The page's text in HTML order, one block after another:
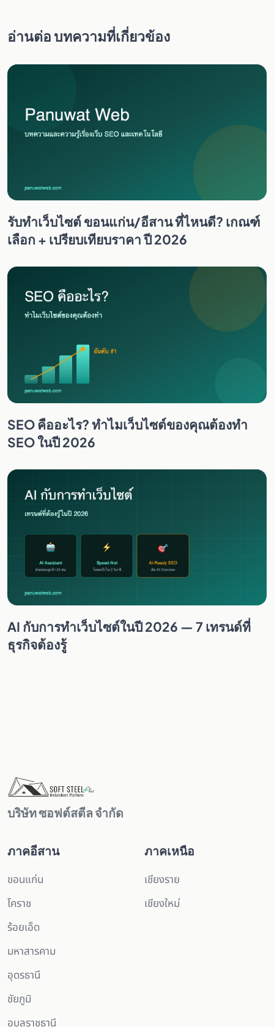
อ่านต่อ บทความที่เกี่ยวข้อง
รับทำเว็บไซต์ ขอนแก่น/อีสาน ที่ไหนดี? เกณฑ์
เลือก + เปรียบเทียบราคา ปี 2026
SEO คืออะไร? ทำไมเว็บไซต์ของคุณต้องทำ
SEO ในปี 2026
AI กับการทำเว็บไซต์ในปี 2026 — 7 เทรนด์ที่
ธุรกิจต้องรู้
บริษัท ซอฟต์สตีล จํากัด
ภาคอีสาน
ขอนแก่น
โคราช
ร้อยเอ็ด
มหาสารคาม
อุดรธานี
ชัยภูมิ
อุบลราชธานี
ภาคเหนือ
เชียงราย
เชียงใหม่